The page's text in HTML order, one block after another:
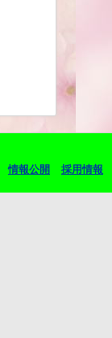
情報公開 採用情報